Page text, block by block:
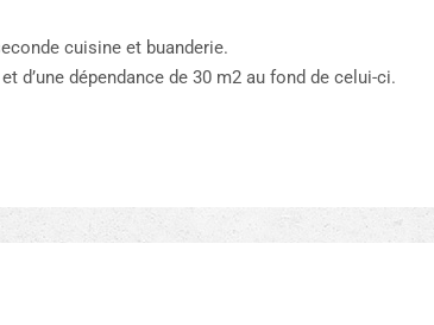
cuisine et buanderie.
d’une dépendance de 30 m2 au fond de celui-ci.